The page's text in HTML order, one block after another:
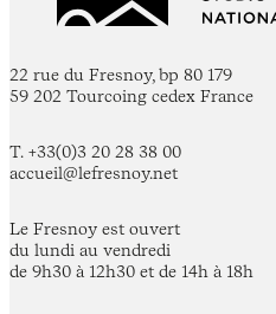
22 rue du Fresnoy, bp 80 179
59 202 Tourcoing cedex France
T. +33(0)3 20 28 38 00
accueil@lefresnoy.net
Le Fresnoy est ouvert
du lundi au vendredi
de 9h30 à 12h30 et de 14h à 18h